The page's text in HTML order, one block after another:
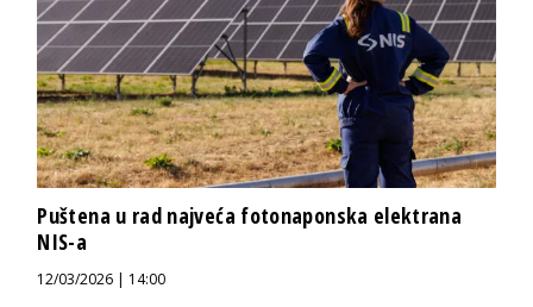
Puštena u rad najveća fotonaponska elektrana
NIS-a
12/03/2026 | 14:00